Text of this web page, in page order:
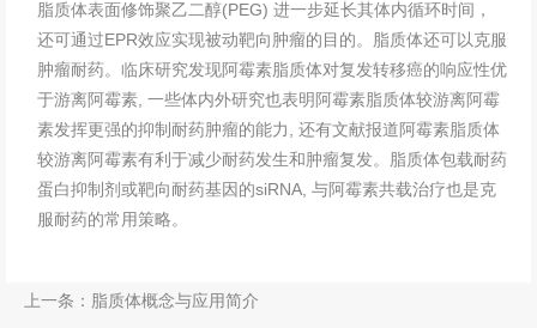
脂质体表面修饰聚乙二醇(PEG) 进一步延长其体内循环时间，
还可通过EPR效应实现被动靶向肿瘤的目的。脂质体还可以克服
肿瘤耐药。临床研究发现阿霉素脂质体对复发转移癌的响应性优
于游离阿霉素, 一些体内外研究也表明阿霉素脂质体较游离阿霉
素发挥更强的抑制耐药肿瘤的能力, 还有文献报道阿霉素脂质体
较游离阿霉素有利于减少耐药发生和肿瘤复发。脂质体包载耐药
蛋白抑制剂或靶向耐药基因的siRNA, 与阿霉素共载治疗也是克
服耐药的常用策略。
上一条： 脂质体概念与应用简介